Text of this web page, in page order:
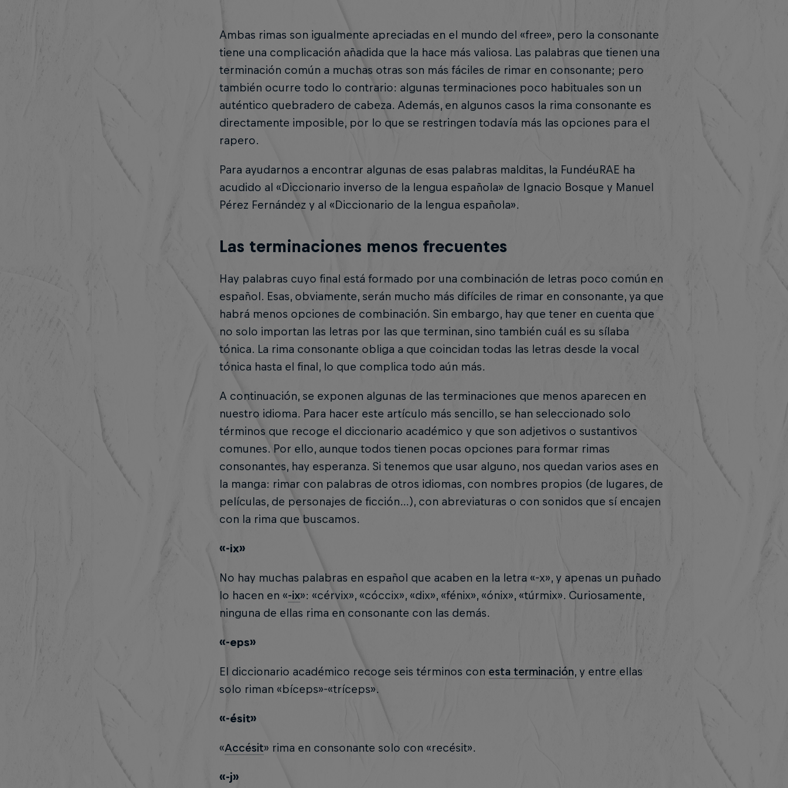
Ambas rimas son igualmente apreciadas en el mundo del «free», pero la consonante
tiene una complicación añadida que la hace más valiosa. Las palabras que tienen una
terminación común a muchas otras son más fáciles de rimar en consonante; pero
también ocurre todo lo contrario: algunas terminaciones poco habituales son un
auténtico quebradero de cabeza. Además, en algunos casos la rima consonante es
directamente imposible, por lo que se restringen todavía más las opciones para el
rapero.
Para ayudarnos a encontrar algunas de esas palabras malditas, la FundéuRAE ha
acudido al «Diccionario inverso de la lengua española» de Ignacio Bosque y Manuel
Pérez Fernández y al «Diccionario de la lengua española».
Las terminaciones menos frecuentes
Hay palabras cuyo final está formado por una combinación de letras poco común en
español. Esas, obviamente, serán mucho más difíciles de rimar en consonante, ya que
habrá menos opciones de combinación. Sin embargo, hay que tener en cuenta que
no solo importan las letras por las que terminan, sino también cuál es su sílaba
tónica. La rima consonante obliga a que coincidan todas las letras desde la vocal
tónica hasta el final, lo que complica todo aún más.
A continuación, se exponen algunas de las terminaciones que menos aparecen en
nuestro idioma. Para hacer este artículo más sencillo, se han seleccionado solo
términos que recoge el diccionario académico y que son adjetivos o sustantivos
comunes. Por ello, aunque todos tienen pocas opciones para formar rimas
consonantes, hay esperanza. Si tenemos que usar alguno, nos quedan varios ases en
la manga: rimar con palabras de otros idiomas, con nombres propios (de lugares, de
películas, de personajes de ficción…), con abreviaturas o con sonidos que sí encajen
con la rima que buscamos.
«-ix»
No hay muchas palabras en español que acaben en la letra «-x», y apenas un puñado
lo hacen en «-ix»: «cérvix», «cóccix», «dix», «fénix», «ónix», «túrmix». Curiosamente,
ninguna de ellas rima en consonante con las demás.
«-eps»
El diccionario académico recoge seis términos con esta terminación, y entre ellas
solo riman «bíceps»-«tríceps».
«-ésit»
«Accésit» rima en consonante solo con «recésit».
«-j»